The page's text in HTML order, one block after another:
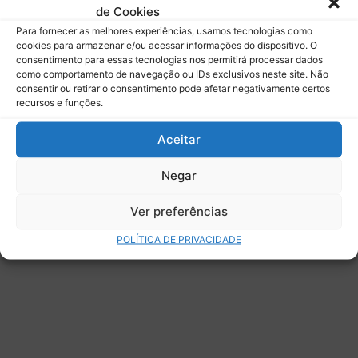
de Cookies
Para fornecer as melhores experiências, usamos tecnologias como
cookies para armazenar e/ou acessar informações do dispositivo. O
consentimento para essas tecnologias nos permitirá processar dados
como comportamento de navegação ou IDs exclusivos neste site. Não
consentir ou retirar o consentimento pode afetar negativamente certos
recursos e funções.
Aceitar
Negar
Ver preferências
POLÍTICA DE PRIVACIDADE
Deixe uma resposta